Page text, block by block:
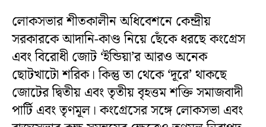
লোকসভার শীতকালীন অধিবেশনে কেন্দ্রীয়
সরকারকে আদানি-কাণ্ড নিয়ে ছেঁকে ধরছে কংগ্রেস
এবং বিরোধী জোট ‘ইন্ডিয়া’র আরও অনেক
ছোটখাটো শরিক। কিন্তু তা থেকে ‘দূরে’ থাকছে
জোটের দ্বিতীয় এবং তৃতীয় বৃহত্তম শক্তি সমাজবাদী
পার্টি এবং তৃণমূল। কংগ্রেসের সঙ্গে লোকসভা এবং